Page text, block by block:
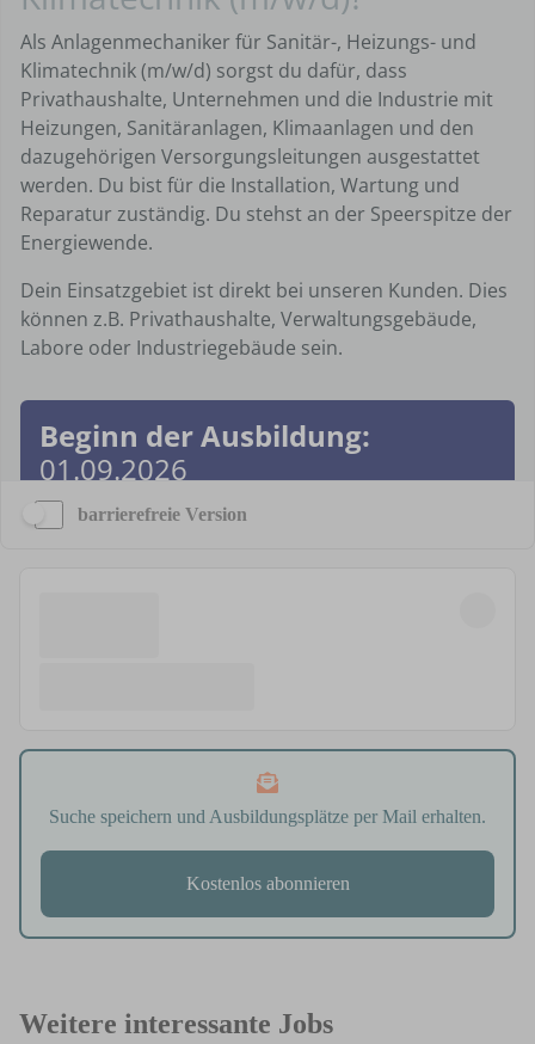
barrierefreie Version
Suche speichern und Ausbildungsplätze per Mail erhalten.
Kostenlos abonnieren
Weitere interessante Jobs